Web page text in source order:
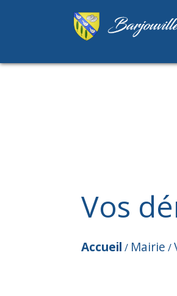
Vos
Accueil / Mairie /